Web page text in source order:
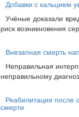
Добавки с кальцием
Учёные доказали
риск возникновения
Внезапная смерть
Неправильная
неправильному
Реабилитация после
смерти